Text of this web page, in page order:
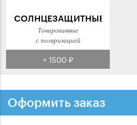
СОЛНЦЕЗАЩИТНЫЕ
Тонированные
с поляризацией
+ 1500 ₽
Оформить заказ